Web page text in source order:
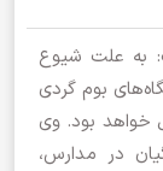
به علت شیوع
بوم گردی
خواهد بود. وی
در مدارس،